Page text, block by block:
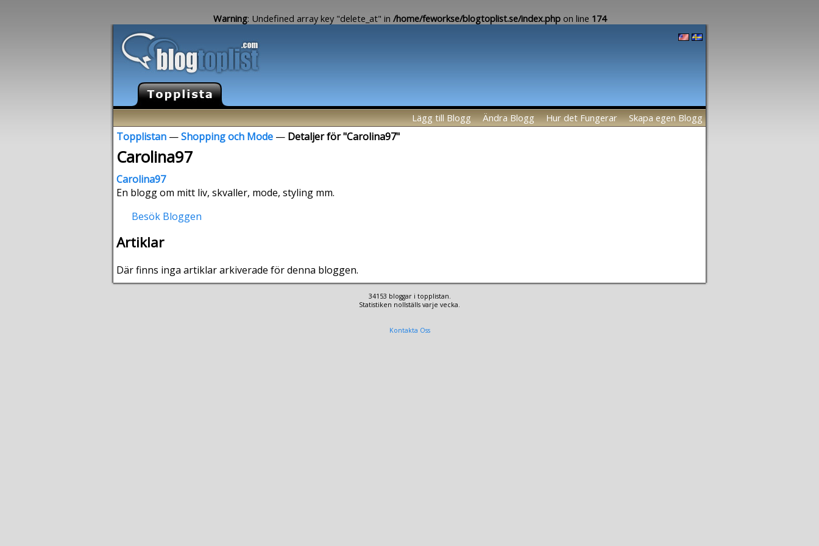
Warning: Undefined array key "delete_at" in /home/feworkse/blogtoplist.se/index.phpon line 174
Lägg till Blogg Ändra Blogg Hur det Fungerar Skapa egen Blogg
Topplistan —Shopping och Mode — Detaljer för "Carolina97"
Carolina97
Carolina97
En blogg om mitt liv, skvaller, mode, styling mm.
Besök Bloggen
Artiklar
Där finns inga artiklar arkiverade för denna bloggen.
34153 bloggar i topplistan.
Statistiken nollställs varje vecka.
Kontakta Oss